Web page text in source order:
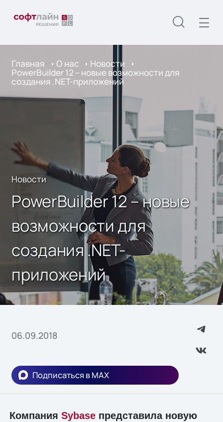
Главная О нас Новости
PowerBuilder 12 – новые возможности для
создания .NET-приложений
Новости
PowerBuilder 12 – новые
возможности для
создания .NET-
приложений
06.09.2018
Подписаться в MAX
Компания Sybaseпредставила новую